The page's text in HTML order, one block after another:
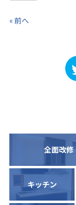
« 前へ
全面改修
キッチン